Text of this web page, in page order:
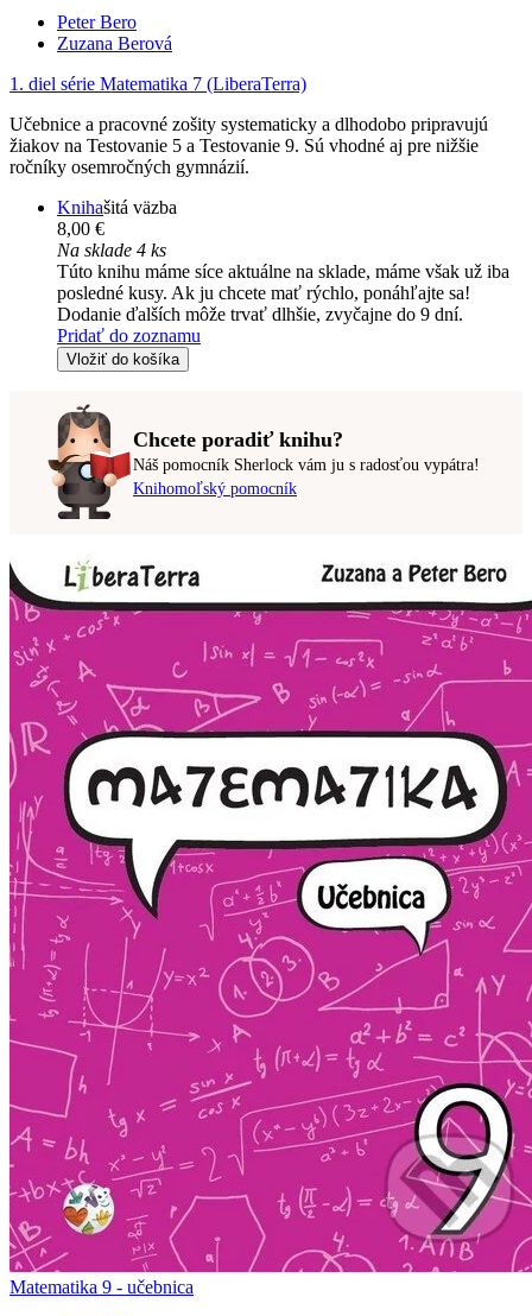
Peter Bero
Zuzana Berová
1. diel série Matematika 7 (LiberaTerra)
Učebnice a pracovné zošity systematicky a dlhodobo pripravujú
žiakov na Testovanie 5 a Testovanie 9. Sú vhodné aj pre nižšie
ročníky osemročných gymnázií.
Knihašitá väzba
8,00 €
Na sklade 4 ks
Túto knihu máme síce aktuálne na sklade, máme však už iba
posledné kusy. Ak ju chcete mať rýchlo, ponáhľajte sa!
Dodanie ďalších môže trvať dlhšie, zvyčajne do 9 dní.
Pridať do zoznamu
Vložiť do košíka
Chcete poradiť knihu?
Náš pomocník Sherlock vám ju s radosťou vypátra!
Knihomoľský pomocník
Matematika 9 - učebnica